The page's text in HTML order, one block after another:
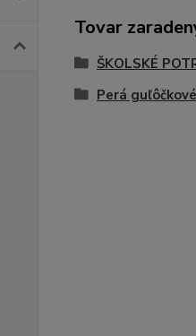
Tovar
ŠKOLSKÉ
Perá guľôčkové